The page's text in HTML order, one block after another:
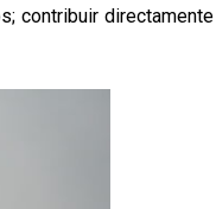
contribuir